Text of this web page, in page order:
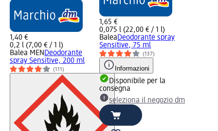
1,40 €
0,2 l (7,00 € / 1 l)
Balea MEN Deodorante
spray Sensitive, 200 ml
(111)
1,65 €
0,075 l (22,00 € / 1 l)
BaleaDeodorante spray
Sensitive, 75 ml
(137)
Informazioni
Disponibile per la
consegna
seleziona il negozio dm